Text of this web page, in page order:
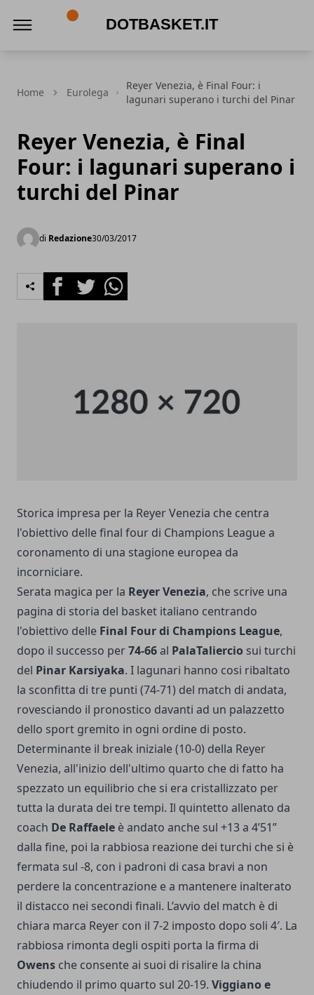
Home Eurolega
Reyer Venezia, è Final Four: i
lagunari superano i turchi del Pinar
Reyer Venezia, è Final
Four: i lagunari superano i
turchi del Pinar
di Redazione30/03/2017
FacebookTwitterWhatsapp
Storica impresa per la Reyer Venezia che centra
l'obiettivo delle final four di Champions League a
coronamento di una stagione europea da
incorniciare.
Serata magica per la Reyer Venezia, che scrive una
pagina di storia del basket italiano centrando
l'obiettivo delle Final Four di Champions League,
dopo il successo per74-66al PalaTaliercio sui turchi
del Pinar Karsiyaka. I lagunari hanno cosi ribaltato
la sconfitta di tre punti (74-71) del match di andata,
rovesciando il pronostico davanti ad un palazzetto
dello sport gremito in ogni ordine di posto.
Determinante il break iniziale (10-0) della Reyer
Venezia, all'inizio dell'ultimo quarto che di fatto ha
spezzato un equilibrio che si era cristallizzato per
tutta la durata dei tre tempi. Il quintetto allenato da
coach De Raffaele è andato anche sul +13 a 4’51”
dalla fine, poi la rabbiosa reazione dei turchi che si è
fermata sul -8, con i padroni di casa bravi a non
perdere la concentrazione e a mantenere inalterato
il distacco nei secondi finali. L’avvio del match è di
chiara marca Reyer con il 7-2 imposto dopo soli 4′. La
rabbiosa rimonta degli ospiti porta la firma di
Owens che consente ai suoi di risalire la china
chiudendo il primo quarto sul 20-19. Viggiano e